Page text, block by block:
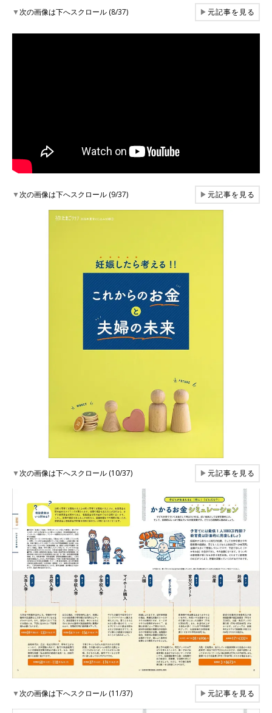
▼次の画像は下へスクロール (8/37) ▶元記事を見る
▼次の画像は下へスクロール (9/37) ▶元記事を見る
▼次の画像は下へスクロール (10/37) ▶元記事を見る
▼次の画像は下へスクロール (11/37) ▶元記事を見る